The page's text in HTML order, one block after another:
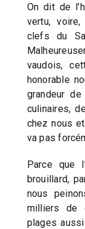
On dit de
vertu,
clefs du
vaudois,
honorable
grandeur
culinaires,
chez nous
va pas
Parce que
brouillard,
nous
milliers de
plages